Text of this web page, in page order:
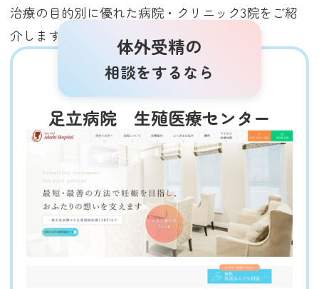
治療の目的別に優れた病院・クリニック3院をご紹
介します（2025年3月調査時点）。
体外受精の
相談をするなら
足立病院 生殖医療センター